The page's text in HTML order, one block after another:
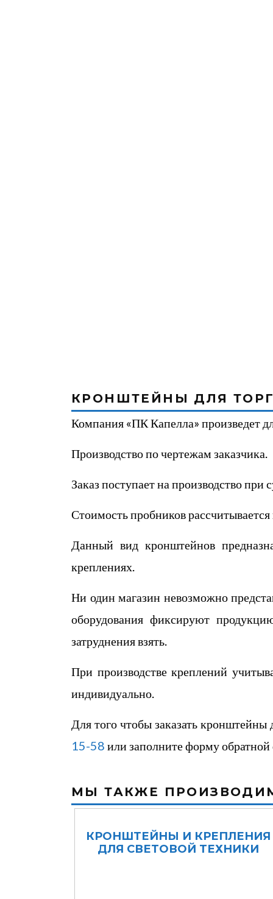
КРОНШТЕЙНЫ ДЛЯ
Компания «ПК Капелла» произведет
Производство по чертежам заказчика.
Заказ поступает на производство при
Стоимость пробников
Данный вид кронштейнов
креплениях.
Ни один магазин невозможно
оборудования фиксируют
затруднения взять.
При производстве креплений
индивидуально.
Для того чтобы заказать кронштейны
15-58 или заполните форму
МЫ ТАКЖЕ
КРОНШТЕЙНЫ И КРЕПЛЕНИЯ
ДЛЯ СВЕТОВОЙ ТЕХНИКИ